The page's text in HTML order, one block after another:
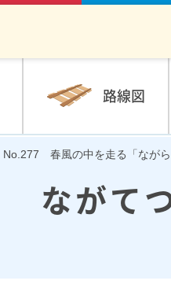
路線図
No.277 春風の中を走る「ながら
ながて